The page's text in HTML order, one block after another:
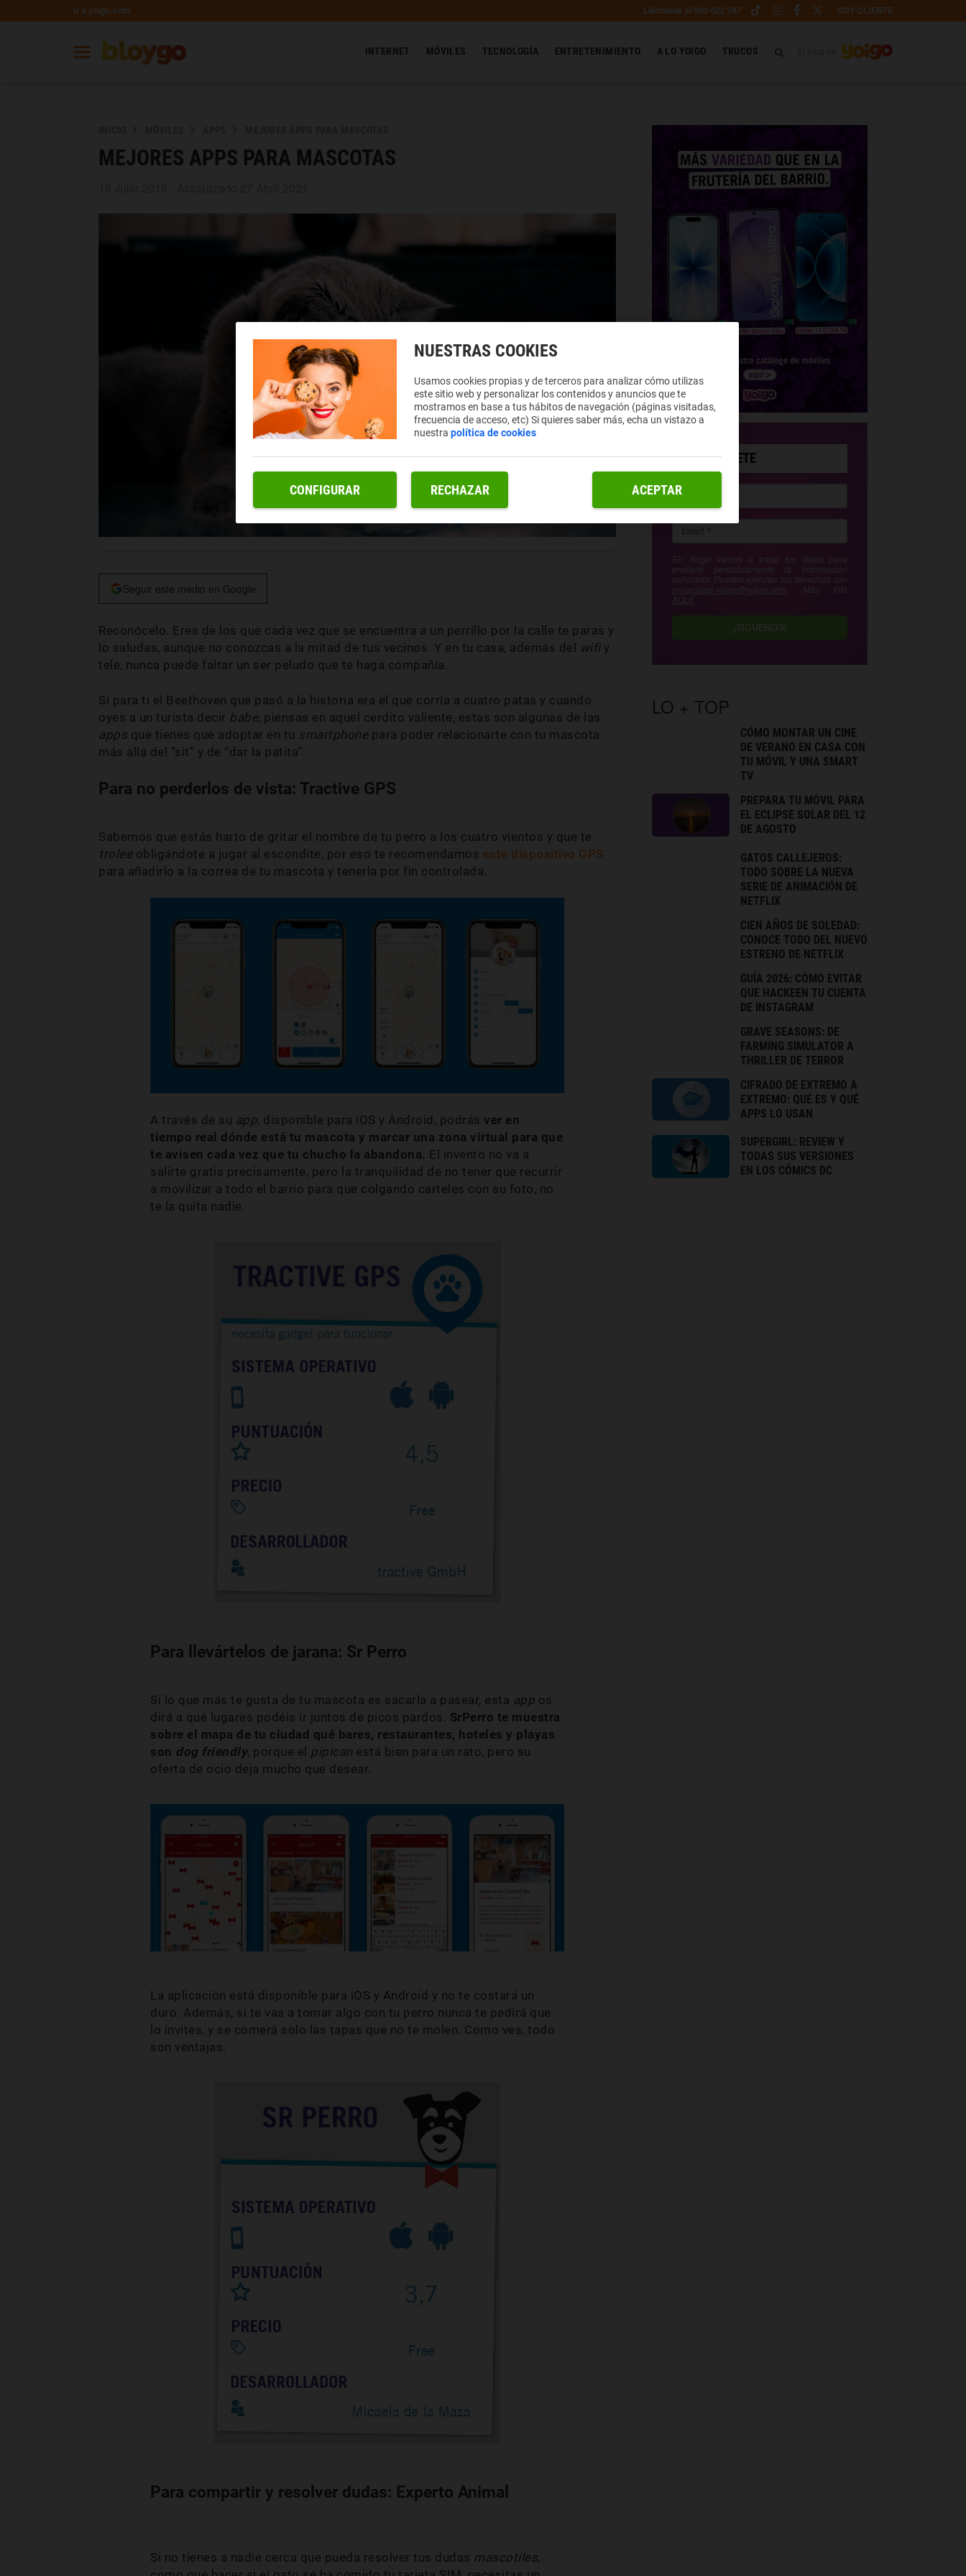
Ir a yoigo.com Llámanos al 900 622 247 SOY CLIENTE
INTERNET MÓVILES TECNOLOGÍA ENTRETENIMIENTO A LO YOIGO TRUCOS
MEJORES APPS PARA MASCOTAS
Seguir este medio en Google
Reconócelo. Eres de los que cada vez que se encuentra a un perrillo por la calle te paras y
lo saludas, aunque no conozcas a la mitad de tus vecinos. Y en tu casa, además del wifi y
tele, nunca puede faltar un ser peludo que te haga compañía.
Si para ti el Beethoven que pasó a la historia era el que corría a cuatro patas y cuando
oyes a un turista decir babe, piensas en aquel cerdito valiente, estas son algunas de las
apps que tienes que adoptar en tu smartphone para poder relacionarte con tu mascota
más allá del “sit” y de “dar la patita”.
Para no perderlos de vista: Tractive GPS
Sabemos que estás harto de gritar el nombre de tu perro a los cuatro vientos y que te
trolee obligándote a jugar al escondite, por eso te recomendamos este dispositivo GPS
para añadirlo a la correa de tu mascota y tenerla por fin controlada.
A través de su app, disponible para iOS y Android, podrás ver en
tiempo real dónde está tu mascota y marcar una zona virtual para que
te avisen cada vez que tu chucho la abandona. El invento no va a
salirte gratis precisamente, pero la tranquilidad de no tener que recurrir
a movilizar a todo el barrio para que colgando carteles con su foto, no
te la quita nadie.
Para llevártelos de jarana: Sr Perro
Si lo que más te gusta de tu mascota es sacarla a pasear, esta app os
dirá a qué lugares podéis ir juntos de picos pardos. SrPerro te muestra
sobre el mapa de tu ciudad qué bares, restaurantes, hoteles y playas
son dog friendly, porque el pipicanestá bien para un rato, pero su
oferta de ocio deja mucho que desear.
La aplicación está disponible para iOS y Android y no te costará un
duro. Además, si te vas a tomar algo con tu perro nunca te pedirá que
lo invites, y se comerá solo las tapas que no te molen. Como ves, todo
son ventajas.
Para compartir y resolver dudas: Experto Animal
Si no tienes a nadie cerca que pueda resolver tus dudas mascotiles,
SUSCRÍBETE
En Yoigo vamos a tratar tus datos para
enviarte periódicamente la información
solicitada. Puedes ejercitar tus derechos con
privacidad-yoigo@yoigo.com . Más Info
AQUÍ
¡SÍGUENOS!
LO + TOP
CÓMO MONTAR UN CINE
DE VERANO EN CASA CON
TU MÓVIL Y UNA SMART
TV
PREPARA TU MÓVIL PARA
EL ECLIPSE SOLAR DEL 12
DE AGOSTO
GATOS CALLEJEROS:
TODO SOBRE LA NUEVA
SERIE DE ANIMACIÓN DE
NETFLIX
CIEN AÑOS DE SOLEDAD:
CONOCE TODO DEL NUEVO
ESTRENO DE NETFLIX
GUÍA 2026: CÓMO EVITAR
QUE HACKEEN TU CUENTA
DE INSTAGRAM
GRAVE SEASONS: DE
FARMING SIMULATOR A
THRILLER DE TERROR
CIFRADO DE EXTREMO A
EXTREMO: QUÉ ES Y QUÉ
APPS LO USAN
SUPERGIRL: REVIEW Y
TODAS SUS VERSIONES
EN LOS CÓMICS DC
NUESTRAS COOKIES
Usamos cookies propias y de terceros para analizar cómo utilizas
este sitio web y personalizar los contenidos y anuncios que te
mostramos en base a tus hábitos de navegación (páginas visitadas,
frecuencia de acceso, etc) Si quieres saber más, echa un vistazo a
nuestrapolítica de cookies
RECHAZAR ACEPTAR
CONFIGURAR